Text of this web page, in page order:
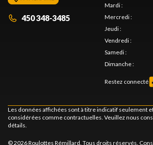
450 348-3485
Mardi:
Mercredi:
Jeudi:
Vendredi:
Samedi:
Dimanche:
Restez connecté
Les données affichées sont à titre indicatif seulement
considérées comme contractuelles. Veuillez nous
détails.
© 2026 Roulottes Rémillard. Tous droits réservés.